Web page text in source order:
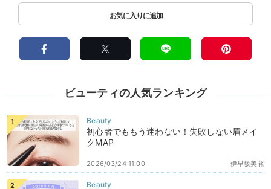
ビューティの人気ランキング
初心者でももう迷わない！失敗しない眉メイ
クMAP
伊早坂美裕
2026/03/24 11:00